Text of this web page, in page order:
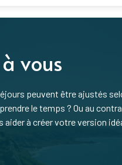
vous
peuvent être ajustés
le temps ? Ou au
à créer votre version